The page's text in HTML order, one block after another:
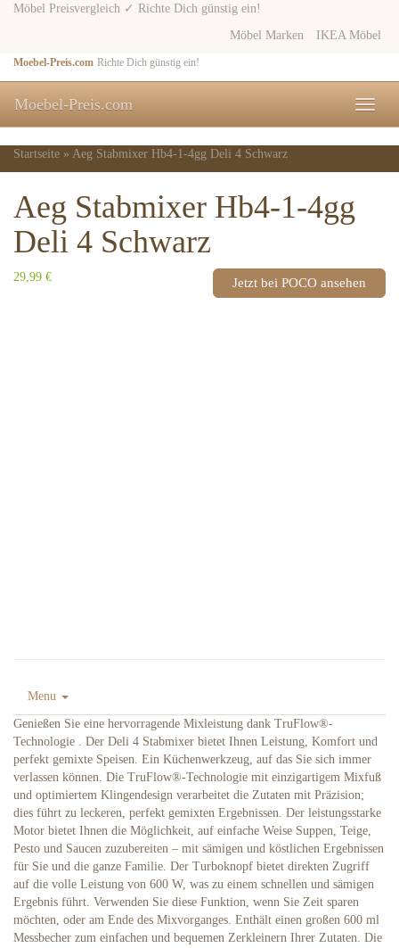
Skip
content
Möbel Preisvergleich ✓ Richte Dich günstig ein!
Möbel Marken
IKEA Möbel
Moebel-Preis.com Richte Dich günstig ein!
Toggle
Moebel-Preis.com
Startseite » Aeg Stabmixer Hb4-1-4gg Deli 4 Schwarz
Aeg Stabmixer Hb4-1-4gg
Deli 4 Schwarz
29,99 € Jetzt bei POCO ansehen
Menu
Genießen Sie eine hervorragende Mixleistung dank TruFlow®-
Technologie . Der Deli 4 Stabmixer bietet Ihnen Leistung, Komfort und
perfekt gemixte Speisen. Ein Küchenwerkzeug, auf das Sie sich immer
verlassen können. Die TruFlow®-Technologie mit einzigartigem Mixfuß
und optimiertem Klingendesign verarbeitet die Zutaten mit Präzision;
dies führt zu leckeren, perfekt gemixten Ergebnissen. Der leistungsstarke
Motor bietet Ihnen die Möglichkeit, auf einfache Weise Suppen, Teige,
Pesto und Saucen zuzubereiten – mit sämigen und köstlichen Ergebnissen
für Sie und die ganze Familie. Der Turboknopf bietet direkten Zugriff
auf die volle Leistung von 600 W, was zu einem schnellen und sämigen
Ergebnis führt. Verwenden Sie diese Funktion, wenn Sie Zeit sparen
möchten, oder am Ende des Mixvorganges. Enthält einen großen 600 ml
Messbecher zum einfachen und bequemen Zerkleinern Ihrer Zutaten. Die